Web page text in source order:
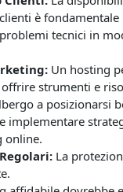
è fondamentale
tecnici in
Un hosting
strumenti e
a posizionarsi
implementare
online.
La